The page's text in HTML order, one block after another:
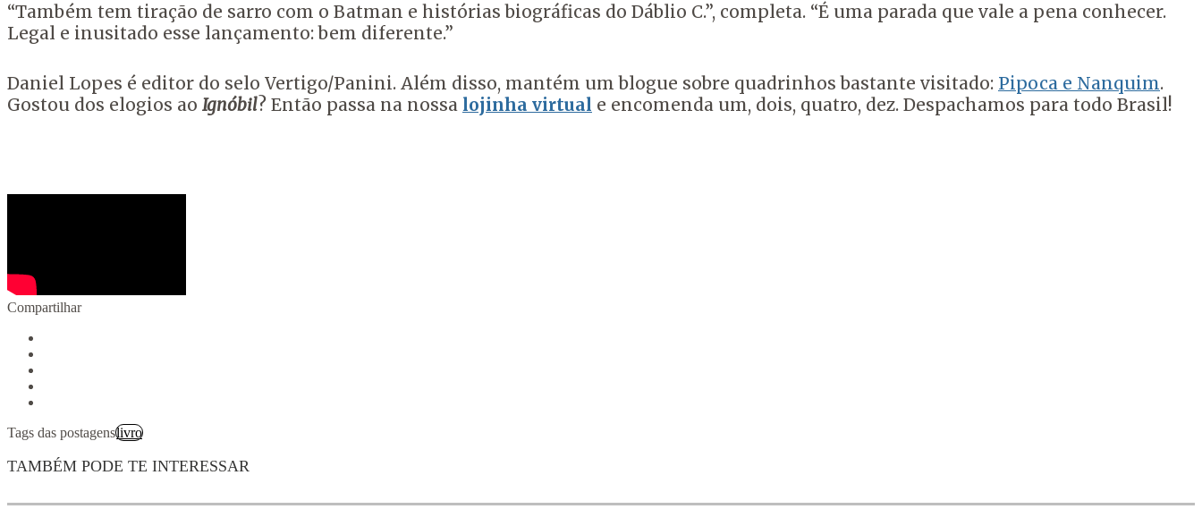
“Também tem tiração de sarro com o Batman e histórias biográficas do Dáblio C.”, completa. “É uma parada que vale a pena conhecer.
Legal e inusitado esse lançamento: bem diferente.”
Daniel Lopes é editor do selo Vertigo/Panini. Além disso, mantém um blogue sobre quadrinhos bastante visitado: Pipoca e Nanquim.
Gostou dos elogios ao Ignóbil? Então passa na nossa lojinha virtual e encomenda um, dois, quatro, dez. Despachamos para todo Brasil!
Compartilhar
Tags das postagenslivro
TAMBÉM PODE TE INTERESSAR